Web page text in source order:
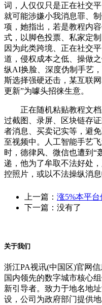
词，人仅仅只是正在社交
就可能涉嫌小我消息罪、
项，她指出，若是教程内
式，以脚色投票、私家定
因为此类跨境、正在社交
道，侵权成本之低、操做
纵AI换脸、深度伪制手艺
斯选择强硬还击，某互联
更新”为噱头招徕生意。
正在随机粘贴教程文档
过截图、录屏、区块链存
者消息、买卖记实等，避
至视频中。人工智能手艺
时，德律风、微信也遭到“
递，他为了牟取不法好处
控照片，或以不法操纵消息
上一篇： 涨5%本平
下一篇：没有了
关于我们
浙江PA视讯(中国区)官网
国内领先的数字城市核心
新引导者。致力于地名地
设，公司为政府部门提供